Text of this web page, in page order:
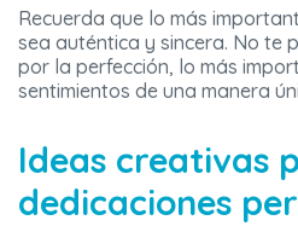
Recuerda que lo más
sea auténtica y sincera. No te
por la perfección, lo más
sentimientos de una manera
Ideas creativas
dedicaciones